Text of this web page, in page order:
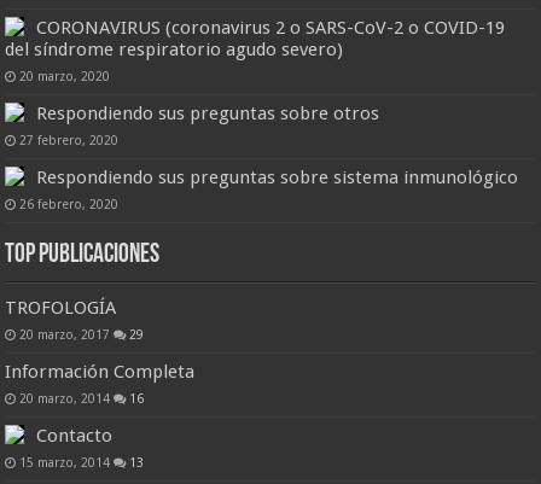
CORONAVIRUS (coronavirus 2 o SARS-CoV-2 o COVID-19
del síndrome respiratorio agudo severo)
20 marzo, 2020
Respondiendo sus preguntas sobre otros
27 febrero, 2020
Respondiendo sus preguntas sobre sistema inmunológico
26 febrero, 2020
Top Publicaciones
TROFOLOGÍA
20 marzo, 2017 29
Información Completa
20 marzo, 2014 16
Contacto
15 marzo, 2014 13